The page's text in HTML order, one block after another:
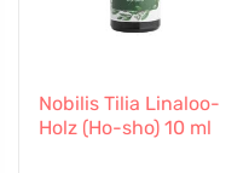
Nobilis Tilia Linaloo-
Holz (Ho-sho) 10 ml